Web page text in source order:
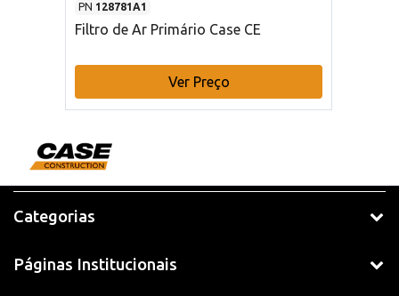
PN 128781A1
Filtro de Ar Primário Case CE
Ver Preço
Categorias
Páginas Institucionais